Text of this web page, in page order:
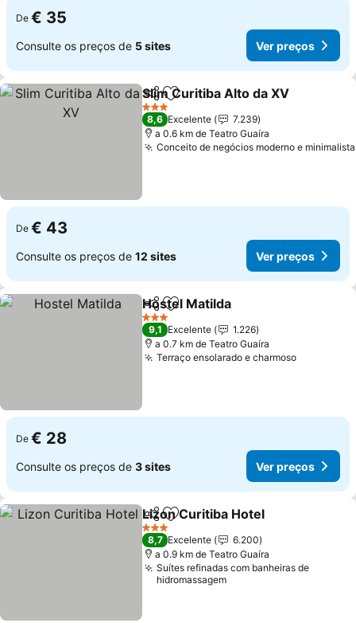
De € 35
Consulte os preços de 5 sites Ver preços
PartilharAdicionar aos favoritos
Slim Curitiba Alto da XV
3 Estrelas
8,6 Excelente
7.239
a 0.6 km de Teatro Guaíra
Conceito de negócios moderno e minimalista
De € 43
Consulte os preços de 12 sites Ver preços
PartilharAdicionar aos favoritos
Hostel Matilda
3 Estrelas
9,1 Excelente
1.226
a 0.7 km de Teatro Guaíra
Terraço ensolarado e charmosoVer
De € 28
Consulte os preços de 3 sites Ver preços
PartilharAdicionar aos favoritos
Lizon Curitiba Hotel
3 Estrelas
8,7 Excelente
6.200
a 0.9 km de Teatro Guaíra
Suítes refinadas com banheiras de
hidromassagem